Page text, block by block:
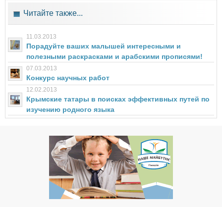
Читайте также...
11.03.2013
Порадуйте ваших малышей интересными и
полезными раскрасками и арабскими прописями!
07.03.2013
Конкурс научных работ
12.02.2013
Крымские татары в поисках эффективных путей по
изучению родного языка